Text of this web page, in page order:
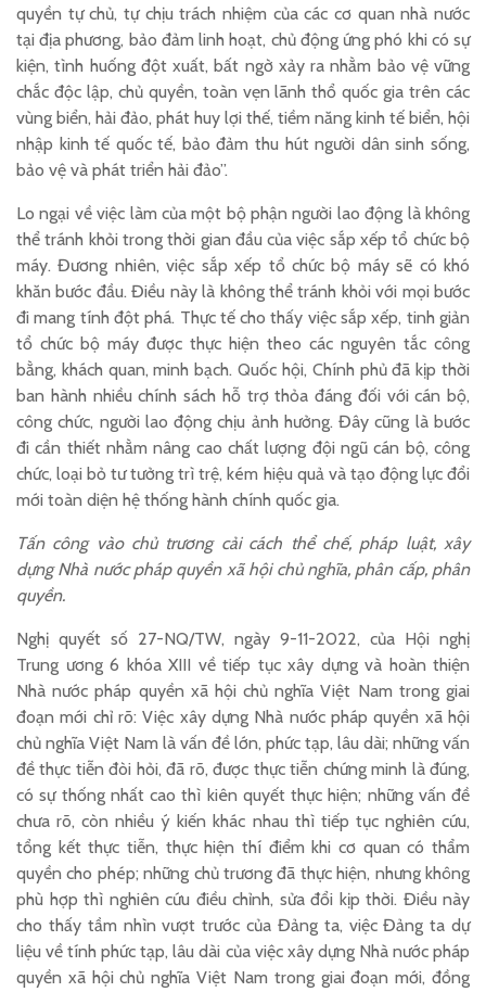
quyền tự chủ, tự chịu trách nhiệm của các cơ quan nhà nước
tại địa phương, bảo đảm linh hoạt, chủ động ứng phó khi có sự
kiện, tình huống đột xuất, bất ngờ xảy ra nhằm bảo vệ vững
chắc độc lập, chủ quyền, toàn vẹn lãnh thổ quốc gia trên các
vùng biển, hải đảo, phát huy lợi thế, tiềm năng kinh tế biển, hội
nhập kinh tế quốc tế, bảo đảm thu hút người dân sinh sống,
bảo vệ và phát triển hải đảo”.
Lo ngại về việc làm của một bộ phận người lao động là không
thể tránh khỏi trong thời gian đầu của việc sắp xếp tổ chức bộ
máy. Đương nhiên, việc sắp xếp tổ chức bộ máy sẽ có khó
khăn bước đầu. Điều này là không thể tránh khỏi với mọi bước
đi mang tính đột phá. Thực tế cho thấy việc sắp xếp, tinh giản
tổ chức bộ máy được thực hiện theo các nguyên tắc công
bằng, khách quan, minh bạch. Quốc hội, Chính phủ đã kịp thời
ban hành nhiều chính sách hỗ trợ thỏa đáng đối với cán bộ,
công chức, người lao động chịu ảnh hưởng. Đây cũng là bước
đi cần thiết nhằm nâng cao chất lượng đội ngũ cán bộ, công
chức, loại bỏ tư tưởng trì trệ, kém hiệu quả và tạo động lực đổi
mới toàn diện hệ thống hành chính quốc gia.
Tấn công vào chủ trương cải cách thể chế, pháp luật, xây
dựng Nhà nước pháp quyền xã hội chủ nghĩa, phân cấp, phân
quyền.
Nghị quyết số 27-NQ/TW, ngày 9-11-2022, của Hội nghị
Trung ương 6 khóa XIII về tiếp tục xây dựng và hoàn thiện
Nhà nước pháp quyền xã hội chủ nghĩa Việt Nam trong giai
đoạn mới chỉ rõ: Việc xây dựng Nhà nước pháp quyền xã hội
chủ nghĩa Việt Nam là vấn đề lớn, phức tạp, lâu dài; những vấn
đề thực tiễn đòi hỏi, đã rõ, được thực tiễn chứng minh là đúng,
có sự thống nhất cao thì kiên quyết thực hiện; những vấn đề
chưa rõ, còn nhiều ý kiến khác nhau thì tiếp tục nghiên cứu,
tổng kết thực tiễn, thực hiện thí điểm khi cơ quan có thẩm
quyền cho phép; những chủ trương đã thực hiện, nhưng không
phù hợp thì nghiên cứu điều chỉnh, sửa đổi kịp thời. Điều này
cho thấy tầm nhìn vượt trước của Đảng ta, việc Đảng ta dự
liệu về tính phức tạp, lâu dài của việc xây dựng Nhà nước pháp
quyền xã hội chủ nghĩa Việt Nam trong giai đoạn mới, đồng